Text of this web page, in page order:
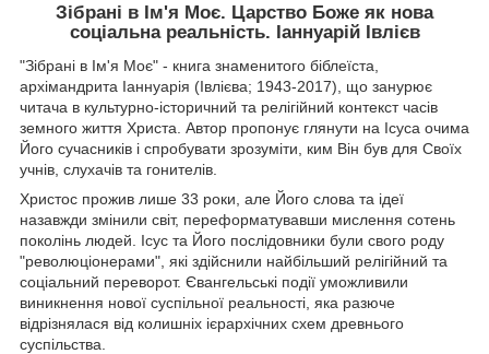
Зібрані в Ім'я Моє. Царство Боже як нова
соціальна реальність. Іаннуарій Івлієв
"Зібрані в Ім'я Моє" - книга знаменитого біблеїста,
архімандрита Іаннуарія (Івлієва; 1943-2017), що занурює
читача в культурно-історичний та релігійний контекст часів
земного життя Христа. Автор пропонує глянути на Ісуса очима
Його сучасників і спробувати зрозуміти, ким Він був для Своїх
учнів, слухачів та гонителів.
Христос прожив лише 33 роки, але Його слова та ідеї
назавжди змінили світ, переформатувавши мислення сотень
поколінь людей. Ісус та Його послідовники були свого роду
"революціонерами", які здійснили найбільший релігійний та
соціальний переворот. Євангельські події уможливили
виникнення нової суспільної реальності, яка разюче
відрізнялася від колишніх ієрархічних схем древнього
суспільства.